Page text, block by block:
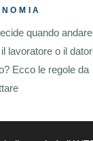
quando
lavoratore o il
Ecco le regole da